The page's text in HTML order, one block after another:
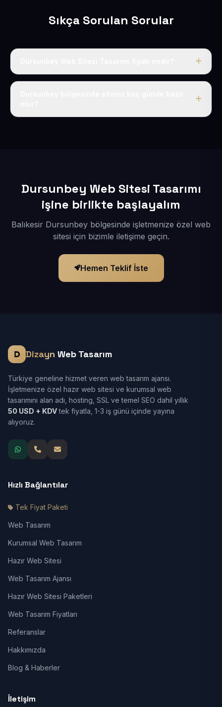
Sıkça Sorulan Sorular
Tek fiyat uygulanır: yıllık 50 USD + KDV. Bu bedele alan
Dursunbey Web Sitesi Tasarımı
işine birlikte başlayalım
Balıkesir Dursunbey bölgesinde işletmenize özel web
sitesi için bizimle iletişime geçin.
Hemen Teklif İste
Dizayn Web Tasarım
Türkiye geneline hizmet veren web tasarım ajansı.
İşletmenize özel hazır web sitesi ve kurumsal web
tasarımını alan adı, hosting, SSL ve temel SEO dahil yıllık
50 USD + KDVtek fiyatla, 1-3 iş günü içinde yayına
alıyoruz.
Hızlı Bağlantılar
Tek Fiyat Paketi
Web Tasarım
Kurumsal Web Tasarım
Hazır Web Sitesi
Web Tasarım Ajansı
Hazır Web Sitesi Paketleri
Web Tasarım Fiyatları
Referanslar
Hakkımızda
Blog & Haberler
İletişim